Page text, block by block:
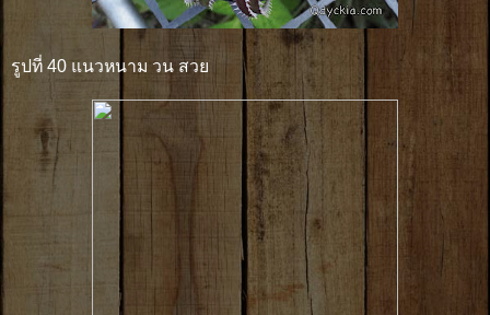
รูปที่ 40 แนวหนาม วน สวย